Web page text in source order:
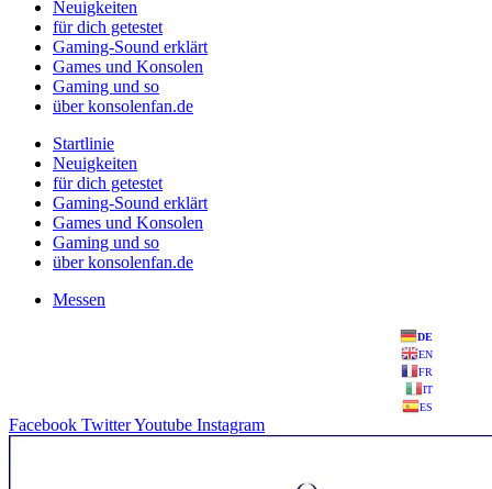
Neuigkeiten
für dich getestet
Gaming-Sound erklärt
Games und Konsolen
Gaming und so
über konsolenfan.de
Startlinie
Neuigkeiten
für dich getestet
Gaming-Sound erklärt
Games und Konsolen
Gaming und so
über konsolenfan.de
Messen
DE
EN
FR
IT
ES
Facebook TwitterYoutube Instagram